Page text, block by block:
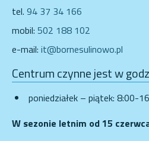
tel. 94 37 34 166
mobil: 502 188 102
e-mail: it@bornesulinowo.pl
Centrum czynne jest w
poniedziałek – piątek: 8:00-
W sezonie letnim od 15